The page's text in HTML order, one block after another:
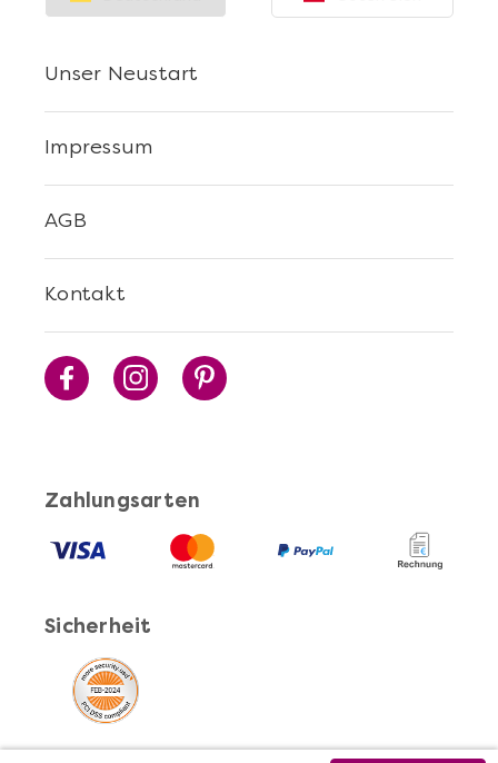
Zahlungsarten
Sicherheit
Kontakt
AGB
Impressum
Unser Neustart